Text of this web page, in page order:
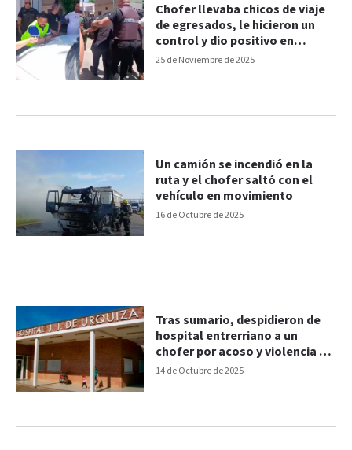
25 de Noviembre de 2025
Chofer llevaba chicos de viaje
de egresados, le hicieron un
control y dio positivo en
cocaína y marihuana
16 de Octubre de 2025
Un camión se incendió en la
ruta y el chofer saltó con el
vehículo en movimiento
14 de Octubre de 2025
Tras sumario, despidieron de
hospital entrerriano a un
chofer por acoso y violencia de
género